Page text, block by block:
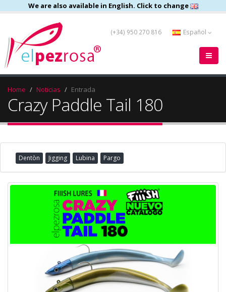
We are also available in English. Click to change
(+34) 950 270 816 Español
Home Noticias Entrada
Crazy Paddle Tail 180
Dentòn Jigging Lubina Pargo